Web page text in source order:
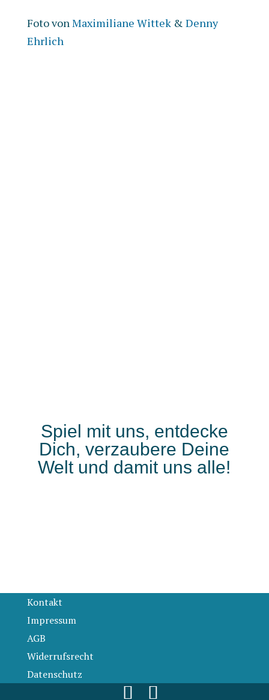
Foto vonMaximiliane Wittek& Denny
Ehrlich
Spiel mit uns, entdecke
Dich, verzaubere Deine
Welt und damit uns alle!
Kontakt
Impressum
AGB
Widerrufsrecht
Datenschutz